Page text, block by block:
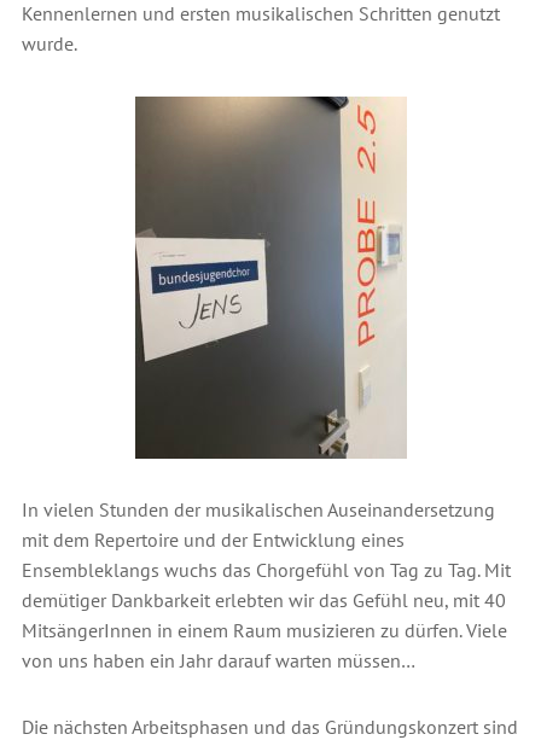
Kennenlernen und ersten musikalischen Schritten genutzt
wurde.
In vielen Stunden der musikalischen Auseinandersetzung
mit dem Repertoire und der Entwicklung eines
Ensembleklangs wuchs das Chorgefühl von Tag zu Tag. Mit
demütiger Dankbarkeit erlebten wir das Gefühl neu, mit 40
MitsängerInnen in einem Raum musizieren zu dürfen. Viele
von uns haben ein Jahr darauf warten müssen…
Die nächsten Arbeitsphasen und das Gründungskonzert sind